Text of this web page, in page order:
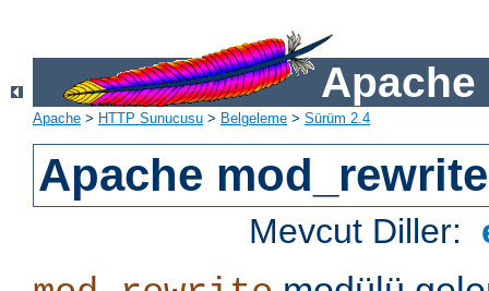
Apache
Apache > HTTP Sunucusu > Belgeleme > Sürüm 2.4
Apache mod_rewrite
Mevcut Diller: